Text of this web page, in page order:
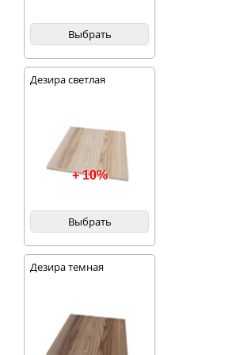
Выбрать
Дезира светлая
+ 10%
Выбрать
Дезира темная